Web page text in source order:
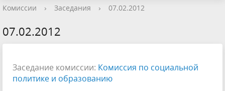
Комиссии › Заседания › 07.02.2012
07.02.2012
Заседание комиссии: Комиссия по социальной
политике и образованию